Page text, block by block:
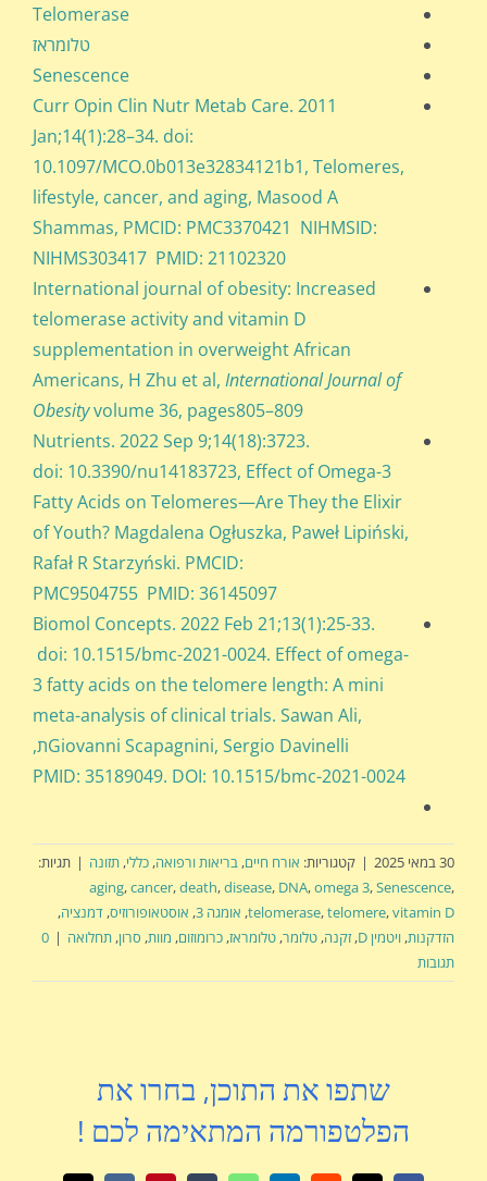
Telomerase
טלומראז
Senescence
Curr Opin Clin Nutr Metab Care. 2011
Jan;14(1):28–34. doi:
10.1097/MCO.0b013e32834121b1, Telomeres,
lifestyle, cancer, and aging, Masood A
Shammas, PMCID: PMC3370421 NIHMSID:
NIHMS303417 PMID: 21102320
International journal of obesity: Increased
telomerase activity and vitamin D
supplementation in overweight African
Americans, H Zhu et al, International Journal of
Obesityvolume 36, pages805–809
Nutrients. 2022 Sep 9;14(18):3723.
doi: 10.3390/nu14183723, Effect of Omega-3
Fatty Acids on Telomeres—Are They the Elixir
of Youth? Magdalena Ogłuszka, Paweł Lipiński,
Rafał R Starzyński. PMCID:
PMC9504755 PMID: 36145097
Biomol Concepts. 2022 Feb 21;13(1):25-33.
doi: 10.1515/bmc-2021-0024. Effect of omega-
3 fatty acids on the telomere length: A mini
meta-analysis of clinical trials. Sawan Ali,
Giovanni Scapagnini, Sergio Davinelliת,
PMID: 35189049. DOI: 10.1515/bmc-2021-0024
30 במאי 2025 | קטגוריות: אורח חיים, בריאות ורפואה, כללי, תזונה | תגיות:
aging,cancer,death,disease, DNA,omega 3,Senescence,
telomerase,telomere,vitamin D
, אומגה 3 , אוסטאופורוזיס, דמנציה,
הזדקנות, ויטמין D ,זקנה, טלומר, טלומראז, כרומוזום, מוות, סרון, תחלואה |
0
תגובות
שתפו את התוכן, בחרו את
הפלטפורמה המתאימה לכם !